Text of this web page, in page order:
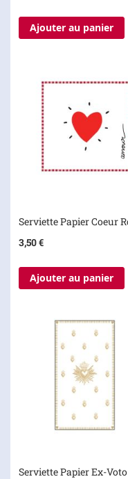
Ajouter au panier
Serviette Papier Coeur
3,50 €
Ajouter au panier
Serviette Papier Ex-